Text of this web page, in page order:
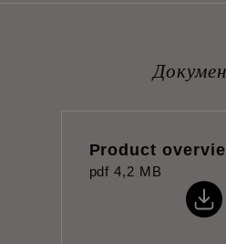
Product
pdf 4,2 MB